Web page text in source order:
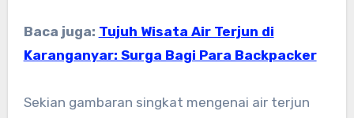
Baca juga: Tujuh Wisata Air Terjun di
Karanganyar: Surga Bagi Para Backpacker
Sekian gambaran singkat mengenai air terjun